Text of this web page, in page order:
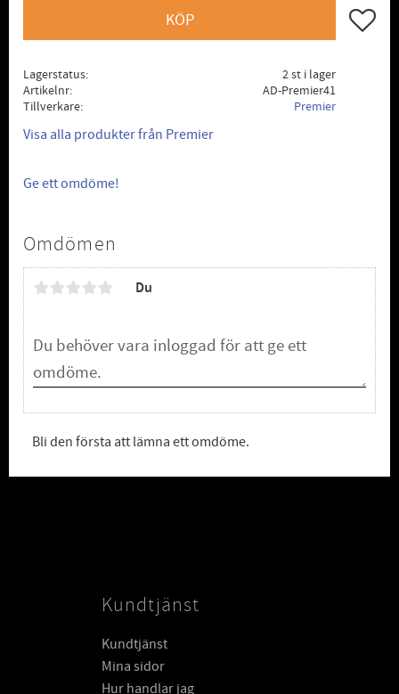
KÖP Lägg
Lagerstatus
2 st i lager
Artikelnr
AD-Premier41
Tillverkare
Premier
Visa alla produkter från Premier
Ge ett omdöme!
Omdömen
Du
Bli den första att lämna ett omdöme.
Kundtjänst
Kundtjänst
Mina sidor
Hur handlar jag